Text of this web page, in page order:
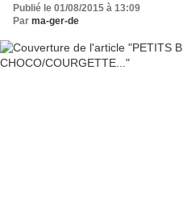
Publié le 01/08/2015 à 13:09
Par ma-ger-de